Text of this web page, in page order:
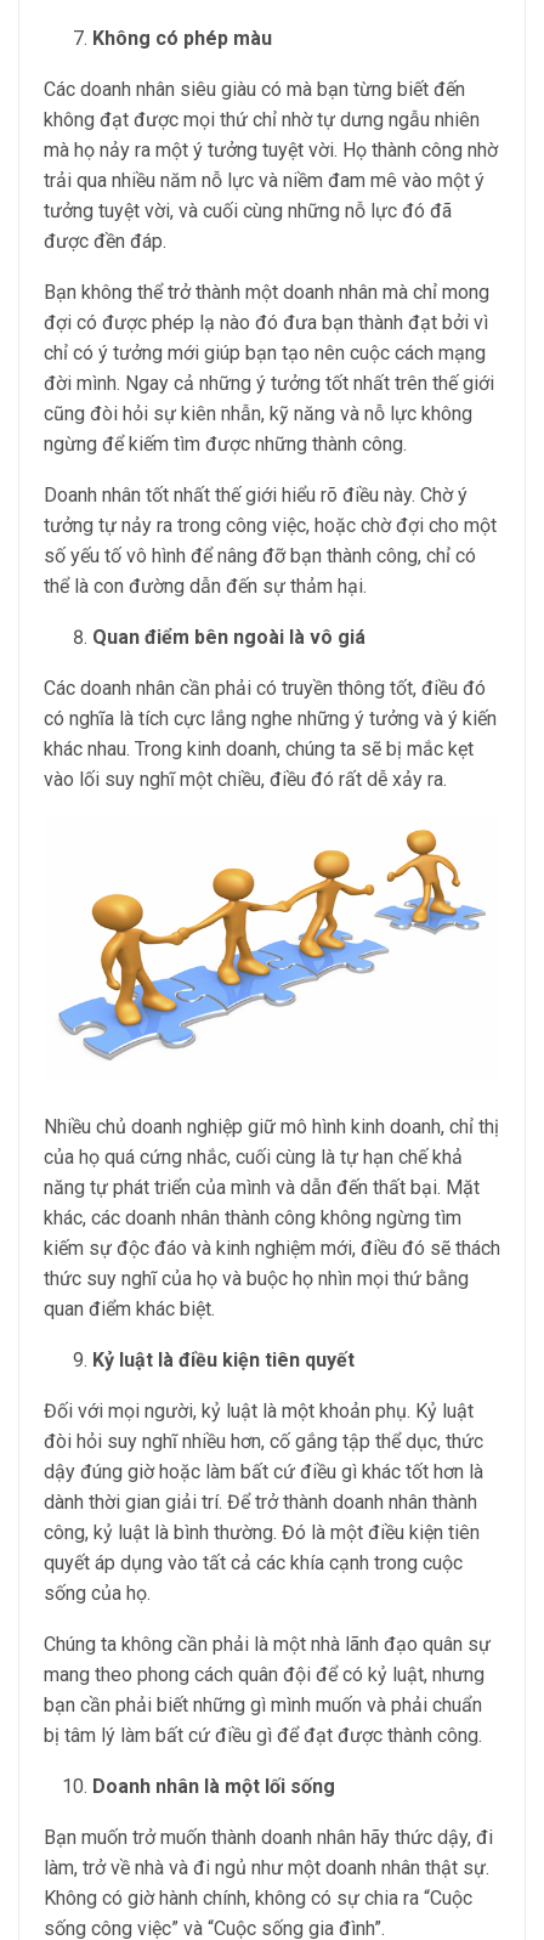
Không có phép màu
Các doanh nhân siêu giàu có mà bạn từng biết đến
không đạt được mọi thứ chỉ nhờ tự dưng ngẫu nhiên
mà họ nảy ra một ý tưởng tuyệt vời. Họ thành công nhờ
trải qua nhiều năm nỗ lực và niềm đam mê vào một ý
tưởng tuyệt vời, và cuối cùng những nỗ lực đó đã
được đền đáp.
Bạn không thể trở thành một doanh nhân mà chỉ mong
đợi có được phép lạ nào đó đưa bạn thành đạt bởi vì
chỉ có ý tưởng mới giúp bạn tạo nên cuộc cách mạng
đời mình. Ngay cả những ý tưởng tốt nhất trên thế giới
cũng đòi hỏi sự kiên nhẫn, kỹ năng và nỗ lực không
ngừng để kiếm tìm được những thành công.
Doanh nhân tốt nhất thế giới hiểu rõ điều này. Chờ ý
tưởng tự nảy ra trong công việc, hoặc chờ đợi cho một
số yếu tố vô hình để nâng đỡ bạn thành công, chỉ có
thể là con đường dẫn đến sự thảm hại.
Quan điểm bên ngoài là vô giá
Các doanh nhân cần phải có truyền thông tốt, điều đó
có nghĩa là tích cực lắng nghe những ý tưởng và ý kiến
khác nhau. Trong kinh doanh, chúng ta sẽ bị mắc kẹt
vào lối suy nghĩ một chiều, điều đó rất dễ xảy ra.
Nhiều chủ doanh nghiệp giữ mô hình kinh doanh, chỉ thị
của họ quá cứng nhắc, cuối cùng là tự hạn chế khả
năng tự phát triển của mình và dẫn đến thất bại. Mặt
khác, các doanh nhân thành công không ngừng tìm
kiếm sự độc đáo và kinh nghiệm mới, điều đó sẽ thách
thức suy nghĩ của họ và buộc họ nhìn mọi thứ bằng
quan điểm khác biệt.
Kỷ luật là điều kiện tiên quyết
Đối với mọi người, kỷ luật là một khoản phụ. Kỷ luật
đòi hỏi suy nghĩ nhiều hơn, cố gắng tập thể dục, thức
dậy đúng giờ hoặc làm bất cứ điều gì khác tốt hơn là
dành thời gian giải trí. Để trở thành doanh nhân thành
công, kỷ luật là bình thường. Đó là một điều kiện tiên
quyết áp dụng vào tất cả các khía cạnh trong cuộc
sống của họ.
Chúng ta không cần phải là một nhà lãnh đạo quân sự
mang theo phong cách quân đội để có kỷ luật, nhưng
bạn cần phải biết những gì mình muốn và phải chuẩn
bị tâm lý làm bất cứ điều gì để đạt được thành công.
Doanh nhân là một lối sống
Bạn muốn trở muốn thành doanh nhân hãy thức dậy, đi
làm, trở về nhà và đi ngủ như một doanh nhân thật sự.
Không có giờ hành chính, không có sự chia ra “Cuộc
sống công việc” và “Cuộc sống gia đình”.